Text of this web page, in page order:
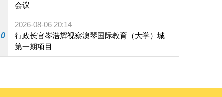
会议
2026-08-06 20:14
行政长官岑浩辉视察澳琴国际教育（大学）城
第一期项目